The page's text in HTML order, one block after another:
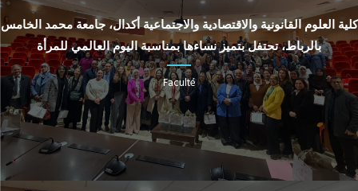
كلية العلوم القانونية والاقتصادية والاجتماعية أكدال، جامعة محمد الخامس
بالرباط، تحتفل بتميز نساءها بمناسبة اليوم العالمي للمرأة
Faculté